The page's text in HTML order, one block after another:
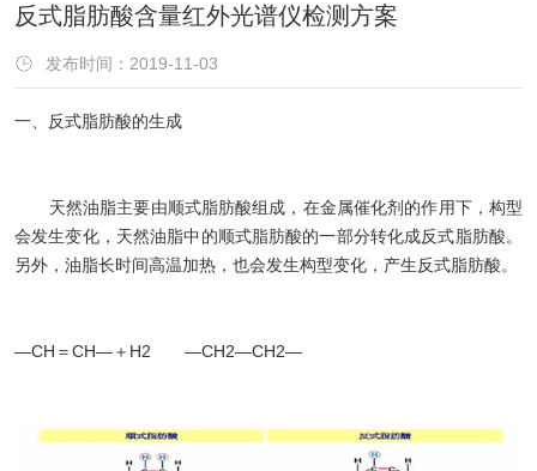
反式脂肪酸含量红外光谱仪检测方案
发布时间：2019-11-03
一、反式脂肪酸的生成
天然油脂主要由顺式脂肪酸组成，在金属催化剂的作用下，构型
会发生变化，天然油脂中的顺式脂肪酸的一部分转化成反式脂肪酸。
另外，油脂长时间高温加热，也会发生构型变化，产生反式脂肪酸。
―CH＝CH―＋H2 ―CH2―CH2―